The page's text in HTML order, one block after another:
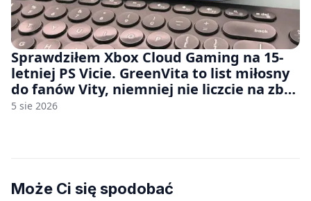
Sprawdziłem Xbox Cloud Gaming na 15-
letniej PS Vicie. GreenVita to list miłosny
do fanów Vity, niemniej nie liczcie na zbyt
wiele [FELIETON]
5 sie 2026
Może Ci się spodobać